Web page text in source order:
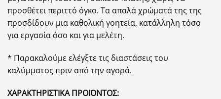
προσθέτει περιττό όγκο. Τα απαλά χρώματά της της
προσδίδουν μια καθολική γοητεία, κατάλληλη τόσο
για εργασία όσο και για μελέτη.
* Παρακαλούμε ελέγξτε τις διαστάσεις του
καλύμματος πριν από την αγορά.
ΧΑΡΑΚΤΗΡΙΣΤΙΚΑ ΠΡΟΪΟΝΤΟΣ: